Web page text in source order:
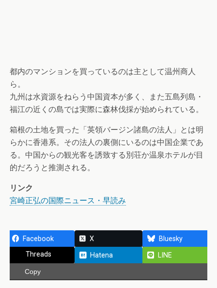
都内のマンションを買っているのは主として温州商人
ら。
九州は水資源をねらう中国資本が多く、また五島列島・
福江の近くの島では実際に森林伐採が始められている。
箱根の土地を買った「英領バージン諸島の法人」とは明
らかに香港系。その法人の裏側にいるのは中国企業であ
る。中国からの観光客を誘致する別荘か温泉ホテルが目
的だろうと推測される。
リンク
宮崎正弘の国際ニュース・早読み
Facebook X
Bluesky
Threads
Hatena LINE
Copy